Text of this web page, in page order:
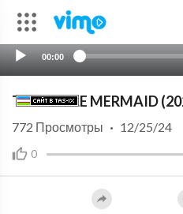
00:00
THE LITTLE MERMAID
0
772 Просмотры · 12/25/24